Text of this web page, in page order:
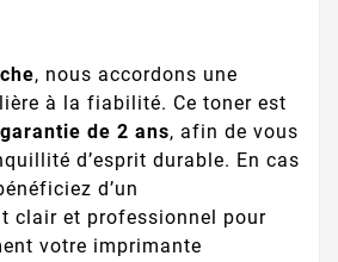
, nous accordons une
à la fiabilité. Ce toner est
garantie de 2 ans, afin de vous
d’esprit durable. En cas
d’un
clair et professionnel pour
votre imprimante